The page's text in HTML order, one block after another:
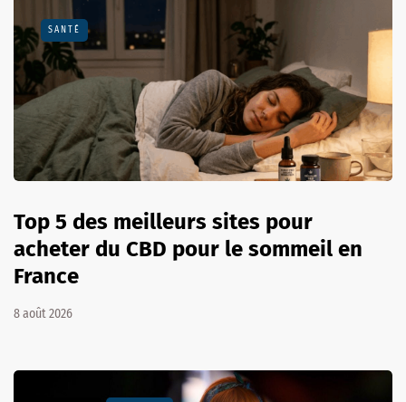
SANTÉ
Top 5 des meilleurs sites pour
acheter du CBD pour le sommeil en
France
8 août 2026